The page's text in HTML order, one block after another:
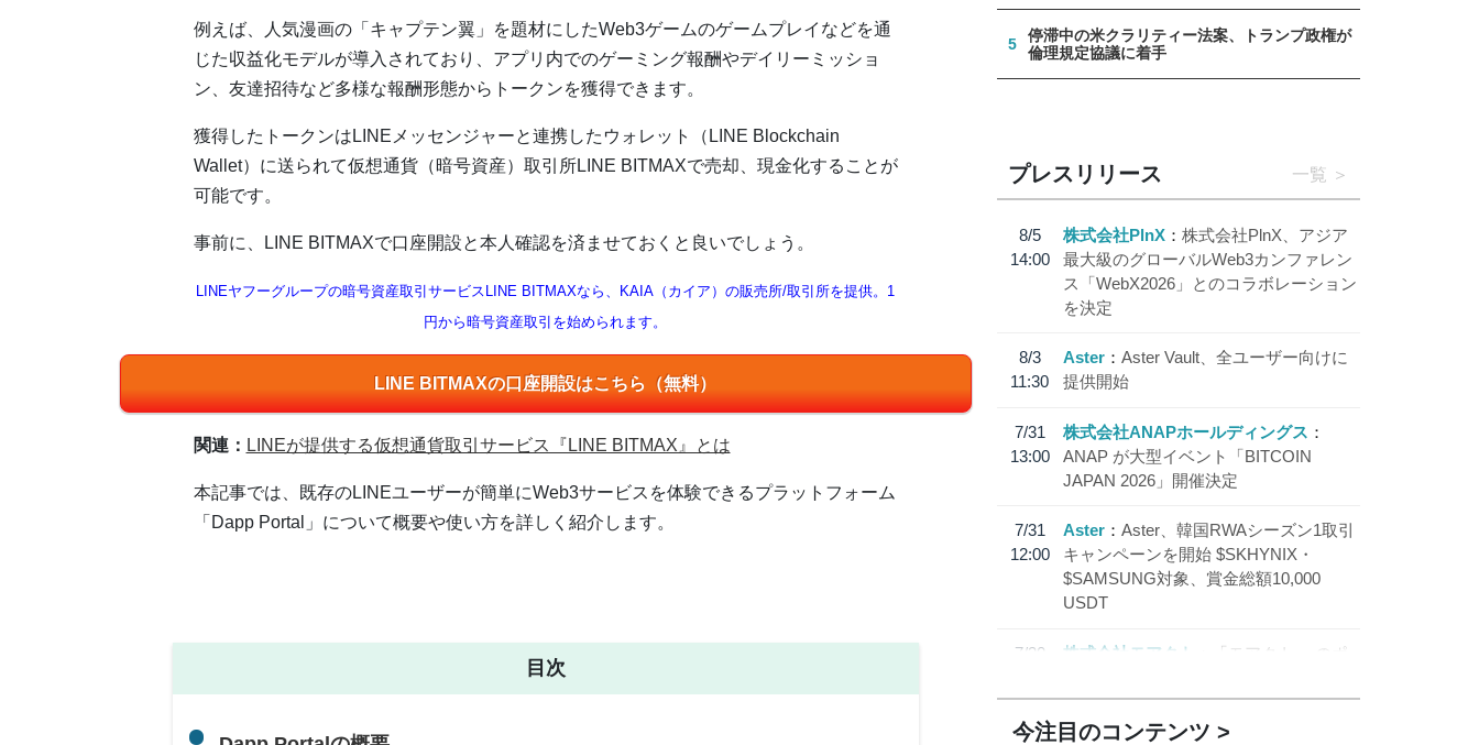
例えば、人気漫画の「キャプテン翼」を題材にしたWeb3ゲームのゲームプレイなどを通
じた収益化モデルが導入されており、アプリ内でのゲーミング報酬やデイリーミッショ
ン、友達招待など多様な報酬形態からトークンを獲得できます。
獲得したトークンはLINEメッセンジャーと連携したウォレット（LINE Blockchain
Wallet）に送られて仮想通貨（暗号資産）取引所LINE BITMAXで売却、現金化することが
可能です。
事前に、LINE BITMAXで口座開設と本人確認を済ませておくと良いでしょう。
LINEヤフーグループの暗号資産取引サービスLINE BITMAXなら、KAIA（カイア）の販売所/取引所を提供。1
円から暗号資産取引を始められます。
LINE BITMAXの口座開設はこちら（無料）
関連： LINEが提供する仮想通貨取引サービス『LINE BITMAX』とは
本記事では、既存のLINEユーザーが簡単にWeb3サービスを体験できるプラットフォーム
「Dapp Portal」について概要や使い方を詳しく紹介します。
目次
5
停滞中の米クラリティー法案、トランプ政権が
倫理規定協議に着手
プレスリリース 一覧
8/5
14:00
株式会社PlnX
株式会社PlnX、アジア
最大級のグローバルWeb3カンファレン
ス「WebX2026」とのコラボレーション
を決定
8/3
11:30
Aster
Aster Vault、全ユーザー向けに
提供開始
7/31
13:00
株式会社ANAPホールディングス
ANAP が大型イベント「BITCOIN
JAPAN 2026」開催決定
7/31
12:00
Aster
Aster、韓国RWAシーズン1取引
キャンペーンを開始 $SKHYNIX・
$SAMSUNG対象、賞金総額10,000
USDT
7/30
株式会社モアクト
「モアクト」 のポ
「 JPYC」を追加
今注目のコンテンツ